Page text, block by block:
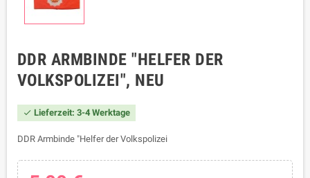
DDR ARMBINDE "HELFER DER
VOLKSPOLIZEI", NEU
 Lieferzeit: 3-4 Werktage
DDR Armbinde "Helfer der Volkspolizei